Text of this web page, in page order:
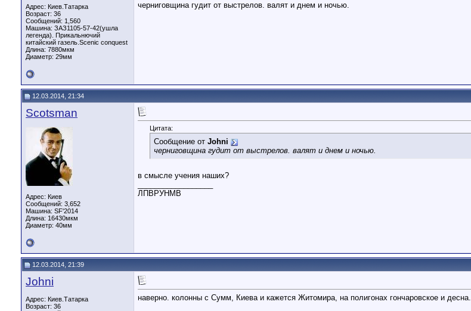
Адрес: Киев.Татарка
Возраст: 36
Сообщений: 1,560
Машина: ЗАЗ1105-57-42(ушла
легенда). Прикальнючий
китайский газель.Scenic conquest
Длина: 7880мкм
Диаметр: 29мм
черниговщина гудит от выстрелов. валят и днем и ночью.
12.03.2014, 21:34
Scotsman
Адрес: Киев
Сообщений: 3,652
Машина: SF'2014
Длина: 16430мкм
Диаметр: 40мм
Цитата:
Сообщение от Johni
черниговщина гудит от выстрелов. валят и днем и ночью.
в смысле учения наших?
ЛПВРУНМВ
12.03.2014, 21:39
Johni
Адрес: Киев.Татарка
Возраст: 36
наверно. колонны с Сумм, Киева и кажется Житомира, на полигонах гончаровское и десна.